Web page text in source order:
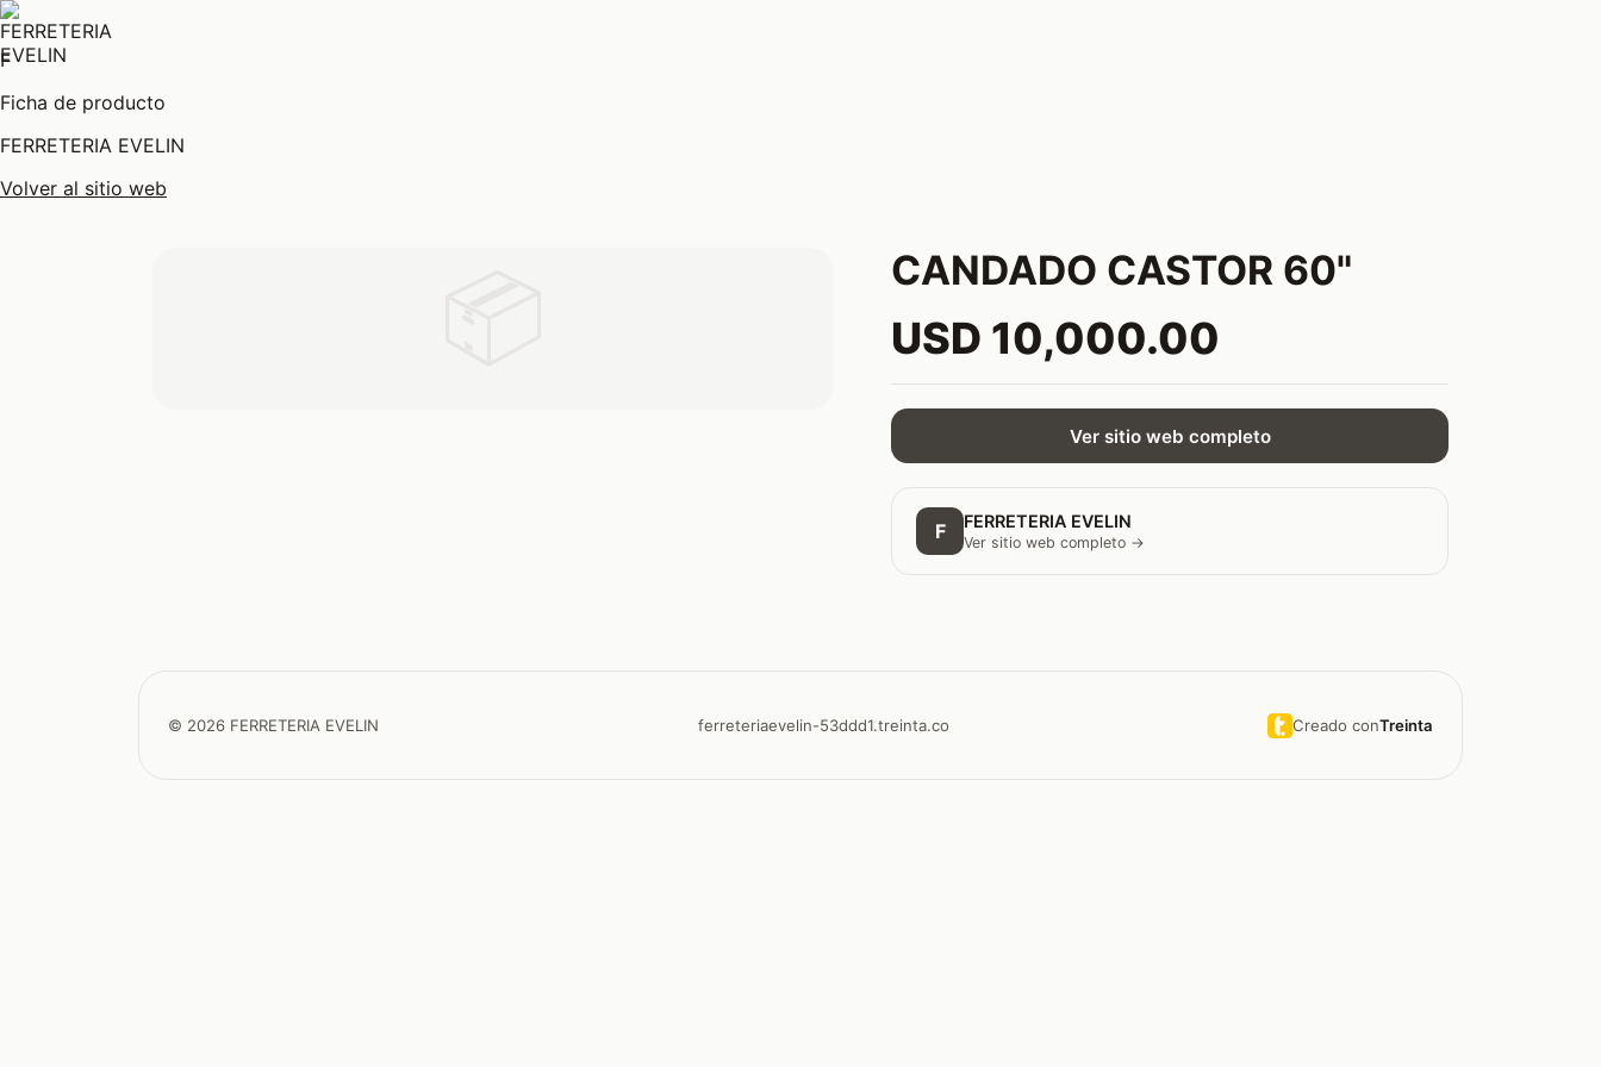
F
Ficha de producto
FERRETERIA EVELIN
Volver al sitio web
CANDADO CASTOR 60"
USD 10,000.00
Ver sitio web completo
F FERRETERIA EVELIN
Ver sitio web completo →
© 2026 FERRETERIA EVELIN ferreteriaevelin-53ddd1.treinta.co Creado conTreinta